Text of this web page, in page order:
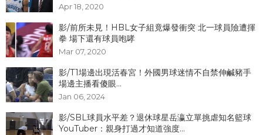
Apr 18, 2020
影/前所未見！HBL女子組竟爆發衝突 北一球員險遭揮
拳 場下還有球員咆哮
Mar 07, 2020
影/T1場邊出現活春宮！外國男球迷情不自禁伸鹹豬手
場邊主播看傻眼...
Jan 06, 2024
影/SBL球員水平差？退休球星岳瀛立單挑虐知名籃球
YouTuber：親身打過才知道強度...